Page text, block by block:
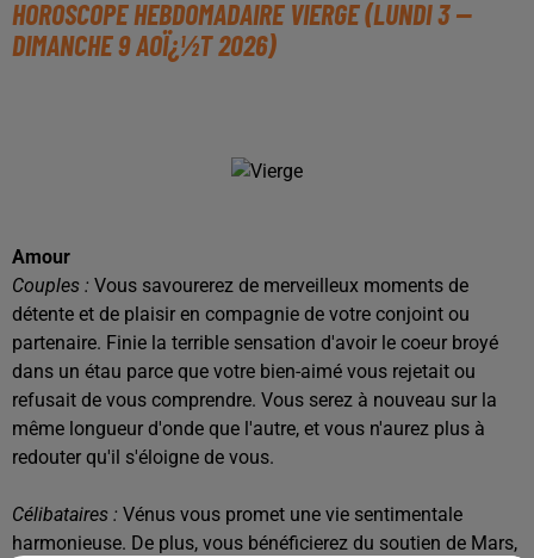
HOROSCOPE HEBDOMADAIRE VIERGE (LUNDI 3 --
DIMANCHE 9 AOÏ¿½T 2026)
Amour
Couples : Vous savourerez de merveilleux moments de
détente et de plaisir en compagnie de votre conjoint ou
partenaire. Finie la terrible sensation d'avoir le coeur broyé
dans un étau parce que votre bien-aimé vous rejetait ou
refusait de vous comprendre. Vous serez à nouveau sur la
même longueur d'onde que l'autre, et vous n'aurez plus à
redouter qu'il s'éloigne de vous.
Célibataires : Vénus vous promet une vie sentimentale
harmonieuse. De plus, vous bénéficierez du soutien de Mars,